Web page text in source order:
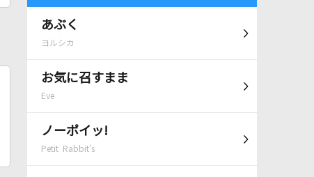
あぶく
ヨルシカ
お気に召すまま
Eve
ノーポイッ!
Petit Rabbit's